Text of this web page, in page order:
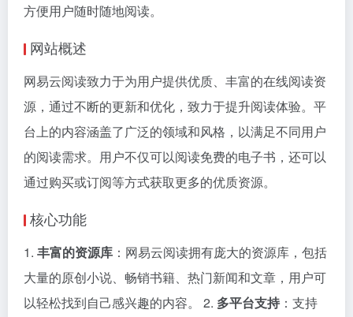
方便用户随时随地阅读。
网站概述
网易云阅读致力于为用户提供优质、丰富的在线阅读资
源，通过不断的更新和优化，致力于提升阅读体验。平
台上的内容涵盖了广泛的领域和风格，以满足不同用户
的阅读需求。用户不仅可以阅读免费的电子书，还可以
通过购买或订阅等方式获取更多的优质资源。
核心功能
1. 丰富的资源库 ：网易云阅读拥有庞大的资源库，包括
大量的原创小说、畅销书籍、热门新闻和文章，用户可
以轻松找到自己感兴趣的内容。 2. 多平台支持 ：支持